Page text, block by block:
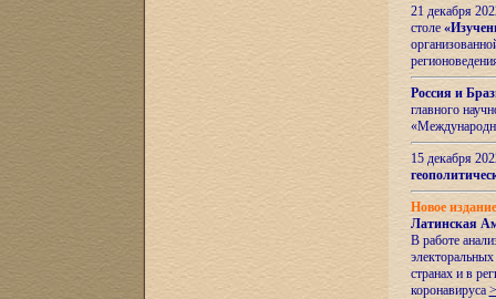
21 декабря
столе
Россия и
главного
15 декабря
Новое
Латинская
В работе
странах и в
коронавируса